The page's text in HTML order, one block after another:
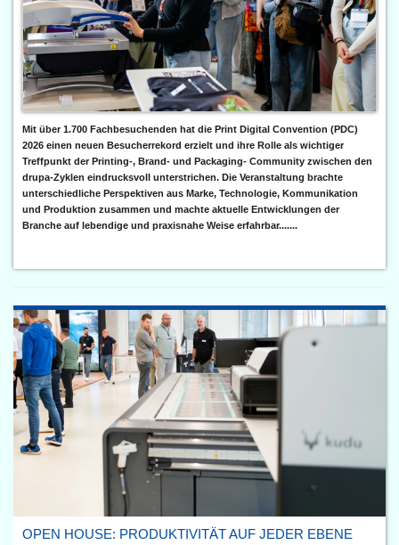
Mit über 1.700 Fachbesuchenden hat die Print Digital Convention (PDC)
2026 einen neuen Besucherrekord erzielt und ihre Rolle als wichtiger
Treffpunkt der Printing-, Brand- und Packaging- Community zwischen den
drupa-Zyklen eindrucksvoll unterstrichen. Die Veranstaltung brachte
unterschiedliche Perspektiven aus Marke, Technologie, Kommunikation
und Produktion zusammen und machte aktuelle Entwicklungen der
Branche auf lebendige und praxisnahe Weise erfahrbar.......
OPEN HOUSE: PRODUKTIVITÄT AUF JEDER EBENE